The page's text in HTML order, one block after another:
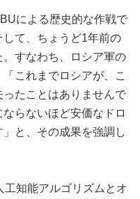
による歴史的な作戦で
て、ちょうど1年前の
すなわち、ロシア軍の
これまでロシアが、こ
たことはありませんで
らないほど安価なドロ
と、その成果を強調し
知能アルゴリズムとオ